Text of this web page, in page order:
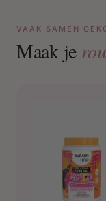
VAAK SAMEN
Maak je